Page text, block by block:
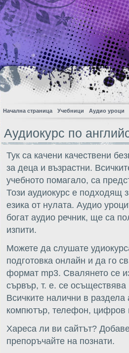
Начална страница Учебници Аудио уроци
Аудиокурс по
Тук са качени качествени
за деца и възрастни.
учебното помагало, са
Този аудиокурс е подходящ
езика от нулата. Аудио
богат аудио речник, ще са
изпити.
Можете да слушате
подготовка онлайн и да го
формат mp3. Свалянето се
сървър, т. е. се
Всичките налични в
компютър, телефон, цифров
Хареса ли ви сайтът?
препоръчайте на познати.